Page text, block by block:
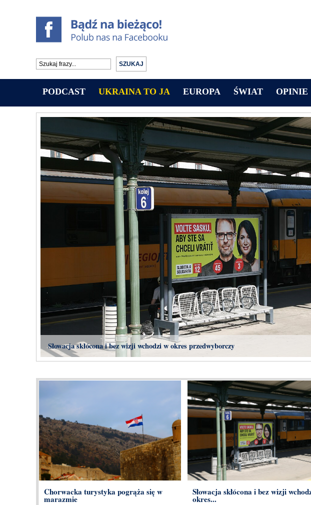
PODCAST UKRAINA TO JA EUROPA ŚWIAT OPINIE
Słowacja skłócona i bez wizji wchodzi w okres przedwyborczy
Chorwacka turystyka pogrąża się w
marazmie
Słowacja skłócona i bez wizji
okres...